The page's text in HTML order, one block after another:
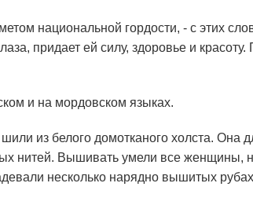
национальной гордости, - с этих
придает ей силу, здоровье и
и на мордовском языках.
из белого домотканого холста. Она
нитей. Вышивать умели все женщины,
несколько нарядно вышитых